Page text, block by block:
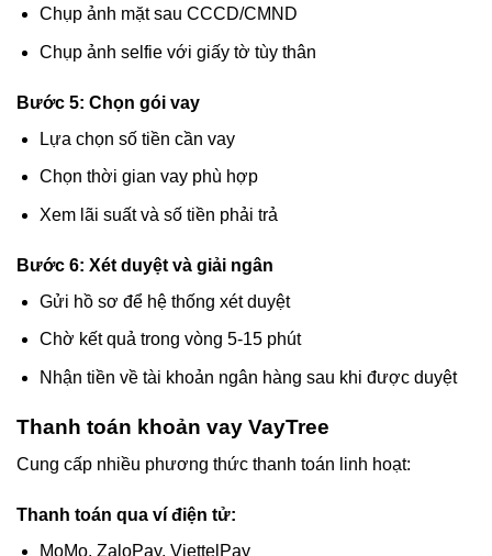
Chụp ảnh mặt sau CCCD/CMND
Chụp ảnh selfie với giấy tờ tùy thân
Bước 5: Chọn gói vay
Lựa chọn số tiền cần vay
Chọn thời gian vay phù hợp
Xem lãi suất và số tiền phải trả
Bước 6: Xét duyệt và giải ngân
Gửi hồ sơ để hệ thống xét duyệt
Chờ kết quả trong vòng 5-15 phút
Nhận tiền về tài khoản ngân hàng sau khi được duyệt
Thanh toán khoản vay VayTree
Cung cấp nhiều phương thức thanh toán linh hoạt:
Thanh toán qua ví điện tử:
MoMo, ZaloPay, ViettelPay